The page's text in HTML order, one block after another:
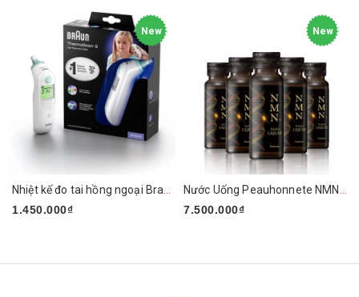
New
1.450.000₫
New
7.500.000₫